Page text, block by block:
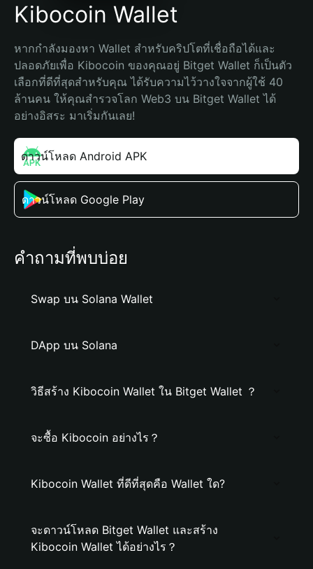
Kibocoin Wallet
หากกำลังมองหา Wallet สำหรับคริปโตที่เชื่อถือได้และ
ปลอดภัยเพื่อ Kibocoin ของคุณอยู่ Bitget Wallet ก็เป็นตัว
เลือกที่ดีที่สุดสำหรับคุณ ได้รับความไว้วางใจจากผู้ใช้ 40
ล้านคน ให้คุณสำรวจโลก Web3 บน Bitget Wallet ได้
อย่างอิสระ มาเริ่มกันเลย!
ดาวน์โหลด Android APK
ดาวน์โหลด Google Play
คำถามที่พบบ่อย
Swap บน Solana Wallet
DApp บน Solana
วิธีสร้าง Kibocoin Wallet ใน Bitget Wallet ？
จะซื้อ Kibocoin อย่างไร？
Kibocoin Wallet ที่ดีที่สุดคือ Wallet ใด?
จะดาวน์โหลด Bitget Wallet และสร้าง
Kibocoin Wallet ได้อย่างไร？